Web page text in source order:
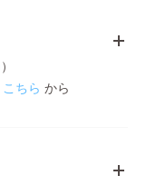
）
こちら から